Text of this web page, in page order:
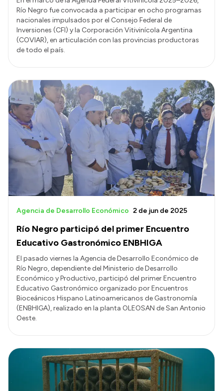
Río Negro fue convocada a participar en ocho programas
nacionales impulsados por el Consejo Federal de
Inversiones (CFI) y la Corporación Vitivinícola Argentina
(COVIAR), en articulación con las provincias productoras
de todo el país.
Río Negro participó del primer Encuentro
Educativo Gastronómico ENBHIGA
Agencia de Desarrollo Económico 2 de jun de 2025
El pasado viernes la Agencia de Desarrollo Económico de
Río Negro, dependiente del Ministerio de Desarrollo
Económico y Productivo, participó del primer Encuentro
Educativo Gastronómico organizado por Encuentros
Bioceánicos Hispano Latinoamericanos de Gastronomía
(ENBHIGA), realizado en la planta OLEOSAN de San Antonio
Oeste.